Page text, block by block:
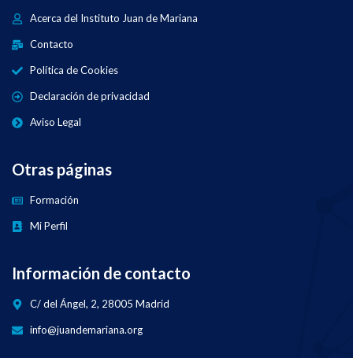
Acerca del Instituto Juan de Mariana
Contacto
Política de Cookies
Declaración de privacidad
Aviso Legal
Otras páginas
Formación
Mi Perfil
Información de contacto
C/ del Ángel, 2, 28005 Madrid
info@juandemariana.org